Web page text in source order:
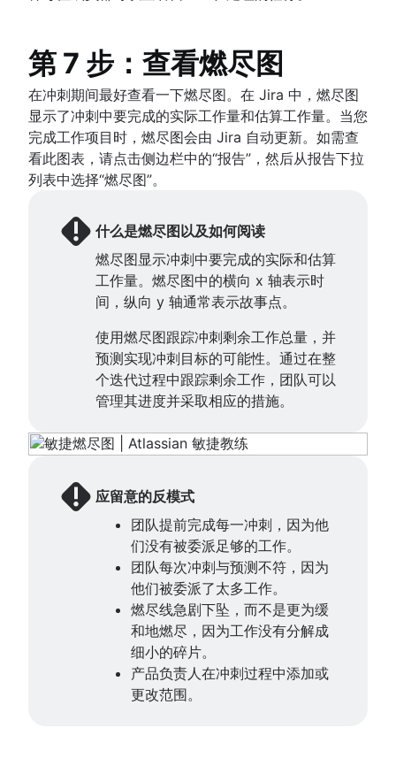
第 7 步：查看燃尽图
在冲刺期间最好查看一下燃尽图。在 Jira 中，燃尽图
显示了冲刺中要完成的实际工作量和估算工作量。当您
完成工作项目时，燃尽图会由 Jira 自动更新。如需查
看此图表，请点击侧边栏中的“报告”，然后从报告下拉
列表中选择“燃尽图”。
什么是燃尽图以及如何阅读
燃尽图显示冲刺中要完成的实际和估算
工作量。燃尽图中的横向 x 轴表示时
间，纵向 y 轴通常表示故事点。
使用燃尽图跟踪冲刺剩余工作总量，并
预测实现冲刺目标的可能性。通过在整
个迭代过程中跟踪剩余工作，团队可以
管理其进度并采取相应的措施。
应留意的反模式
团队提前完成每一冲刺，因为他
们没有被委派足够的工作。
团队每次冲刺与预测不符，因为
他们被委派了太多工作。
燃尽线急剧下坠，而不是更为缓
和地燃尽，因为工作没有分解成
细小的碎片。
产品负责人在冲刺过程中添加或
更改范围。